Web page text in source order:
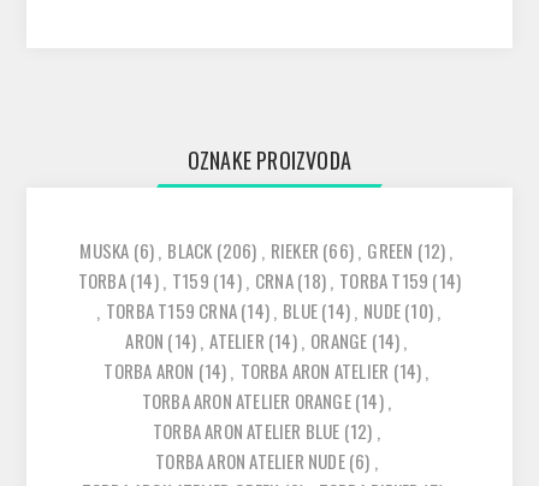
OZNAKE PROIZVODA
MUSKA (6), BLACK (206) , RIEKER (66), GREEN (12),
TORBA(14), T159 (14), CRNA(18), TORBA T159 (14)
, TORBA T159 CRNA(14), BLUE(14), NUDE(10),
ARON (14), ATELIER (14), ORANGE (14),
TORBA ARON (14), TORBA ARON ATELIER (14),
TORBA ARON ATELIER ORANGE(14),
TORBA ARON ATELIER BLUE (12) ,
TORBA ARON ATELIER NUDE(6) ,